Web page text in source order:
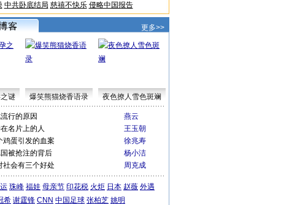
中共卧底结局 慈禧不快乐 侵略中国报告
更多>>
谜 爆笑熊猫烧香语录 夜色撩人雪色斑斓
行的原因
燕云
名片上的人
王玉朝
鸡蛋引发的血案
徐兆寿
国被抢注的背后
杨小洁
社会有三个好处 周克成
珠峰 福娃 母亲节 印花税 火炬 日本 赵薇 外遇
希 谢霆锋 CNN 中国足球 张柏芝 姚明